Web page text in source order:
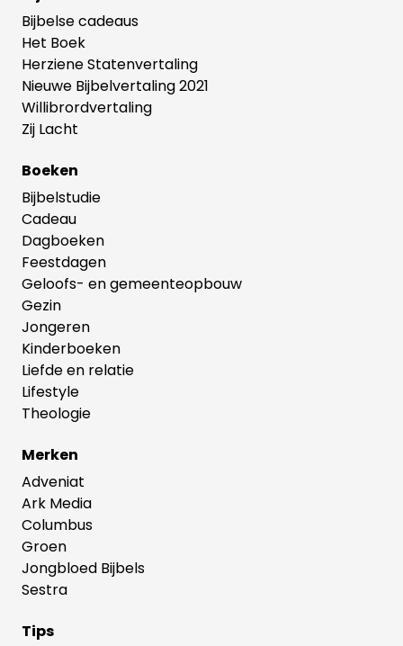
Bijbelse cadeaus
Het Boek
Herziene Statenvertaling
Nieuwe Bijbelvertaling 2021
Willibrordvertaling
Zij Lacht
Boeken
Bijbelstudie
Cadeau
Dagboeken
Feestdagen
Geloofs- en gemeenteopbouw
Gezin
Jongeren
Kinderboeken
Liefde en relatie
Lifestyle
Theologie
Merken
Adveniat
Ark Media
Columbus
Groen
Jongbloed Bijbels
Sestra
Tips